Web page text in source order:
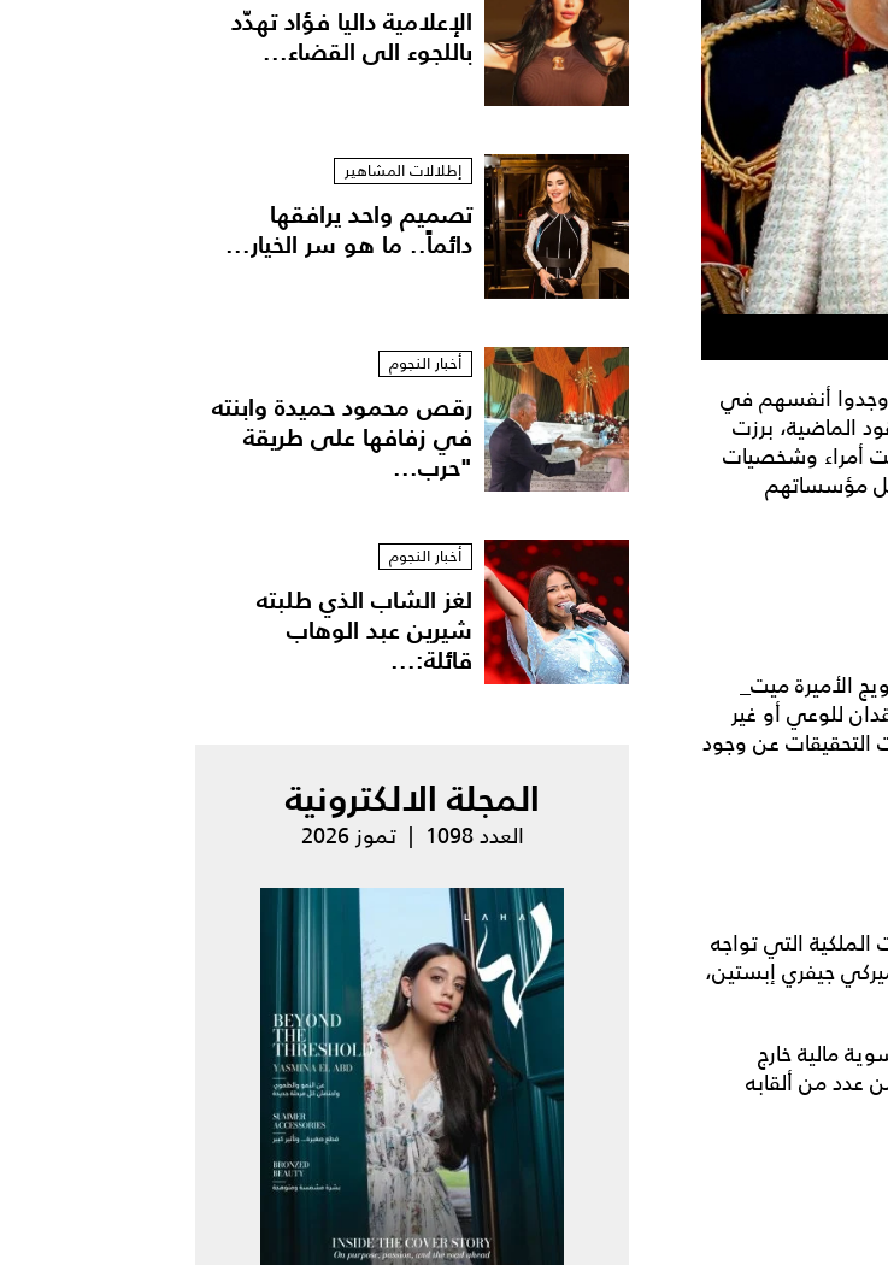
وجدوا أنفسهم في
الماضية، برزت
أمراء وشخصيات
مؤسساتهم
الأميرة ميت_
للوعي أو غير
التحقيقات عن وجود
الملكية التي تواجه
جيفري إبستين،
أندرو المتكرر لهذه الاتّهامات، انتهت القضية عام 2022 بتسوية مالية خارج
عدد من ألقابه
الإعلامية داليا فؤاد تهدّد
باللجوء الى القضاء...
إطلالات المشاهير
تصميم واحد يرافقها
دائماً.. ما هو سر الخيار...
أخبار النجوم
رقص محمود حميدة وابنته
في زفافها على طريقة
"حرب...
أخبار النجوم
لغز الشاب الذي طلبته
شيرين عبد الوهاب
قائلة:...
المجلة الالكترونية
العدد 1098 | تموز 2026